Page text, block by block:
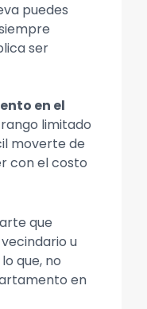
puedes
ser
en el
limitado
moverte de
con el costo
que
u
que, no
en